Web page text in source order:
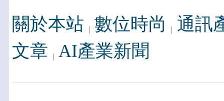
關於本站 數位時尚
通訊
文章 AI產業新聞